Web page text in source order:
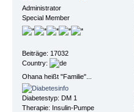
Administrator
Special Member
Beiträge: 17032
Country:
Ohana heißt "Familie"...
Diabetestyp: DM 1
Therapie: Insulin-Pumpe